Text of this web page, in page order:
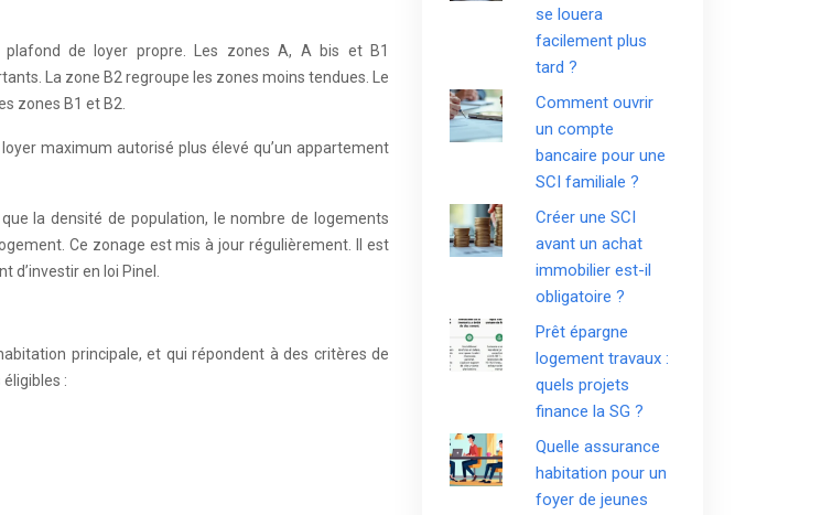
plafond de loyer propre. Les zones A, A bis et B1
La zone B2 regroupe les zones moins tendues. Le
zones B1 et B2.
maximum autorisé plus élevé qu’un appartement
la densité de population, le nombre de logements
Ce zonage est mis à jour régulièrement. Il est
d’investir en loi Pinel.
principale, et qui répondent à des critères de
:
se louera
facilement plus
tard ?
Comment ouvrir
un compte
bancaire pour une
SCI familiale ?
Créer une SCI
avant un achat
immobilier est-il
obligatoire ?
Prêt épargne
logement travaux :
quels projets
finance la SG ?
Quelle assurance
habitation pour un
foyer de jeunes